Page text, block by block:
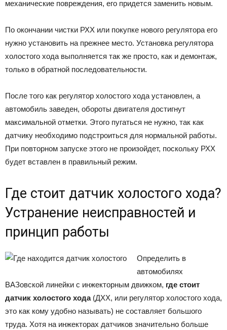
механические повреждения, его придется заменить новым.
По окончании чистки РХХ или покупке нового регулятора его
нужно установить на прежнее место. Установка регулятора
холостого хода выполняется так же просто, как и демонтаж,
только в обратной последовательности.
После того как регулятор холостого хода установлен, а
автомобиль заведен, обороты двигателя достигнут
максимальной отметки. Этого пугаться не нужно, так как
датчику необходимо подстроиться для нормальной работы.
При повторном запуске этого не произойдет, поскольку РХХ
будет вставлен в правильный режим.
Где стоит датчик холостого хода?
Устранение неисправностей и
принцип работы
Определить в
автомобилях
ВАЗовской линейки с инжекторным движком, где стоит
датчик холостого хода(ДХХ, или регулятор холостого хода,
это как кому удобно называть) не составляет большого
труда. Хотя на инжекторах датчиков значительно больше